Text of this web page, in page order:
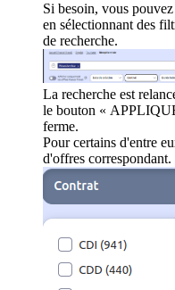
Si besoin, vous
en sélectionnant des
de recherche.
La recherche est
le bouton «
ferme.
Pour certains d'entre
d'offres correspondant.